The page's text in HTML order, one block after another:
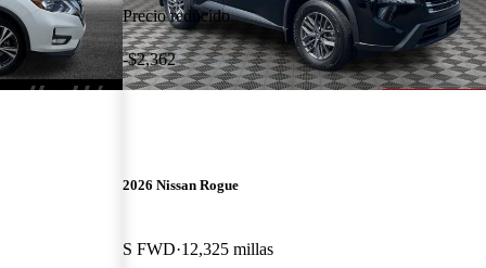
Precio reducido
-$2,362
2026 Nissan Rogue
S FWD 12,325 millas